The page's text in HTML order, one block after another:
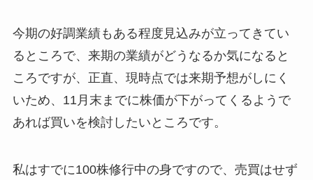
今期の好調業績もある程度見込みが立ってきてい
るところで、来期の業績がどうなるか気になると
ころですが、正直、現時点では来期予想がしにく
いため、11月末までに株価が下がってくるようで
あれば買いを検討したいところです。
私はすでに100株修行中の身ですので、売買はせず